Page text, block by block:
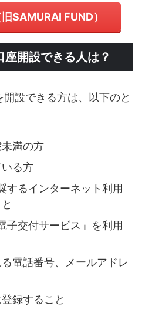
SAMURAI FUND）
開設できる人は？
設できる方は、以下のと
満の方
る方
するインターネット利用
子交付サービス」を利用
電話番号、メールアドレ
録すること